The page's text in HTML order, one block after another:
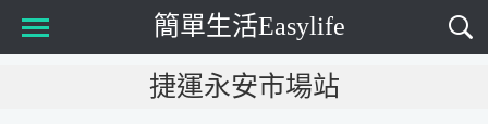
簡單生活Easylife
捷運永安市場站